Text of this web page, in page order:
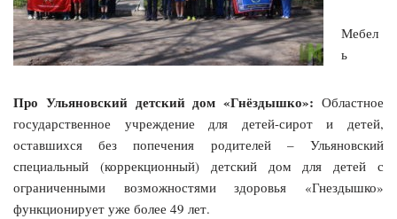
Мебел
ь
Про Ульяновский детский дом «Гнёздышко»: Областное
государственное учреждение для детей-сирот и детей,
оставшихся без попечения родителей – Ульяновский
специальный (коррекционный) детский дом для детей с
ограниченными возможностями здоровья «Гнездышко»
функционирует уже более 49 лет.